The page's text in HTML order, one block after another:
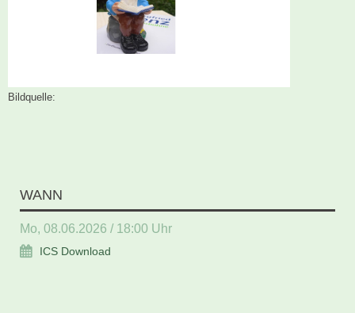
Bildquelle:
WANN
Mo, 08.06.2026 / 18:00 Uhr
ICS Download